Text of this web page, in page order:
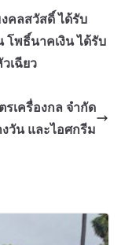
คลสวัสดิ์ ได้รับ
ธิ์นาคเงิน ได้รับ
เฉียว
เครื่องกล จำกัด
วัน และไอศกรีม